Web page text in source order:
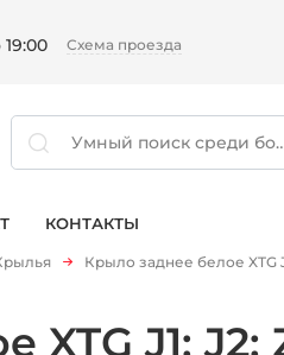
Схема проезда
КОНТАКТЫ
Крыло заднее белое XTG
J1; J2;